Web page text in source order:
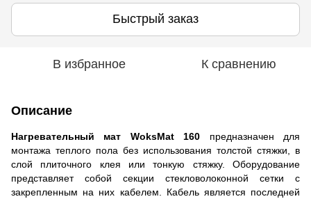
Быстрый заказ
В избранное К сравнению
Описание
Нагревательный мат WoksMat 160 предназначен для
монтажа теплого пола без использования толстой стяжки, в
слой плиточного клея или тонкую стяжку. Оборудование
представляет собой секции стекловолоконной сетки с
закрепленным на них кабелем. Кабель является последней